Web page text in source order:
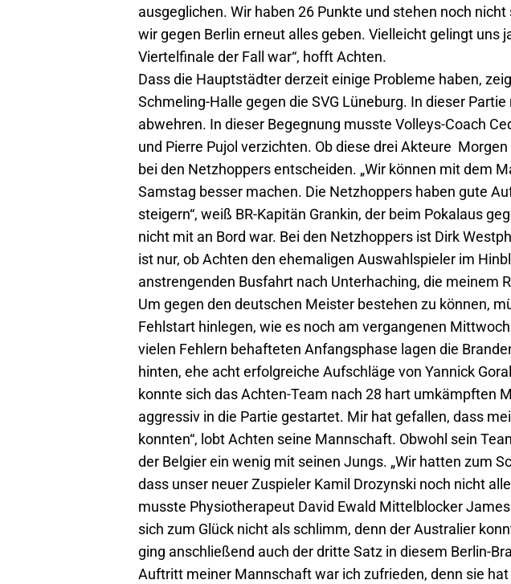
ausgeglichen. Wir haben 26 Punkte und stehen noch
wir gegen Berlin erneut alles geben. Vielleicht gelingt uns
Viertelfinale der Fall war“, hofft Achten.
Dass die Hauptstädter derzeit einige Probleme haben,
Schmeling-Halle gegen die SVG Lüneburg. In dieser
abwehren. In dieser Begegnung musste Volleys-Coach
und Pierre Pujol verzichten. Ob diese drei Akteure
bei den Netzhoppers entscheiden. „Wir können mit dem
Samstag besser machen. Die Netzhoppers haben gute
steigern“, weiß BR-Kapitän Grankin, der beim Pokalaus
nicht mit an Bord war. Bei den Netzhoppers ist Dirk
ist nur, ob Achten den ehemaligen Auswahlspieler im
anstrengenden Busfahrt nach Unterhaching, die meinem
Um gegen den deutschen Meister bestehen zu können,
Fehlstart hinlegen, wie es noch am vergangenen
vielen Fehlern behafteten Anfangsphase lagen die
hinten, ehe acht erfolgreiche Aufschläge von Yannick
konnte sich das Achten-Team nach 28 hart umkämpften
aggressiv in die Partie gestartet. Mir hat gefallen, dass
konnten“, lobt Achten seine Mannschaft. Obwohl sein
der Belgier ein wenig mit seinen Jungs. „Wir hatten zum
dass unser neuer Zuspieler Kamil Drozynski noch nicht
musste Physiotherapeut David Ewald Mittelblocker
sich zum Glück nicht als schlimm, denn der Australier
ging anschließend auch der dritte Satz in diesem Berlin-
Auftritt meiner Mannschaft war ich zufrieden, denn sie